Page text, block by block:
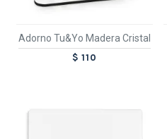
Adorno Tu&Yo Madera Cristal
$ 110